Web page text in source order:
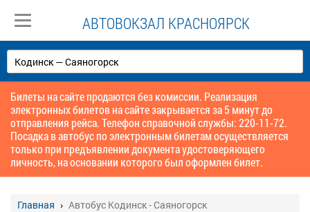
АВТОВОКЗАЛ КРАСНОЯРСК
Билеты на сайте продаются без комиссии. Реализация
электронных билетов на сайте закрывается за 5 минут до
отправления рейса. Телефон справочной службы: 220-11-72.
Посадка в автобус по электронным билетам осуществляется
только при предъявлении документа удостоверяющего
личность, на основании которого был оформлен билет.
Главная Автобус Кодинск - Саяногорск